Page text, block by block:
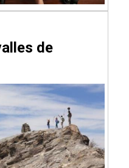
de